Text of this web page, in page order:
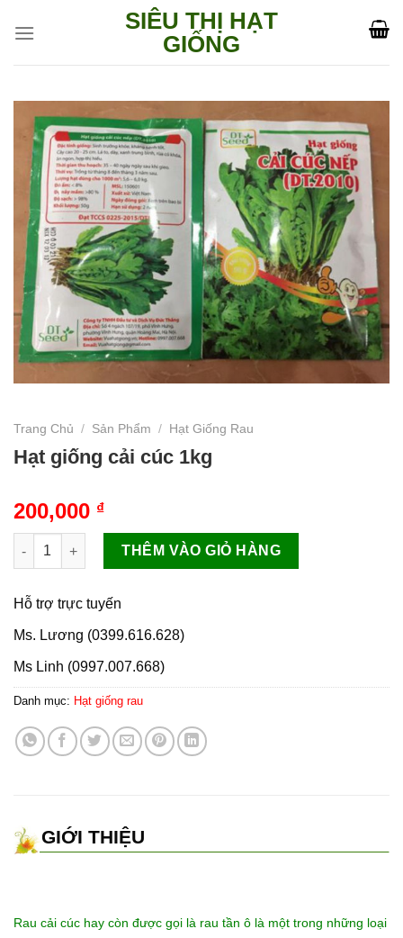
SIÊU THỊ HẠT
GIỐNG
Trang Chủ / Sản Phẩm / Hạt Giống Rau
Hạt giống cải cúc 1kg
200,000 ₫
Hạt giống cải cúc 1kg số lượng
THÊM VÀO GIỎ HÀNG
Hỗ trợ trực tuyến
Ms. Lương (0399.616.628)
Ms Linh (0997.007.668)
Danh mục: Hạt giống rau
GIỚI THIỆU
Rau cải cúc hay còn được gọi là rau tần ô là một trong những loại